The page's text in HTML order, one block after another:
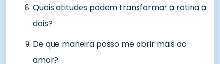
Quais atitudes podem transformar a rotina a
dois?
De que maneira posso me abrir mais ao
amor?